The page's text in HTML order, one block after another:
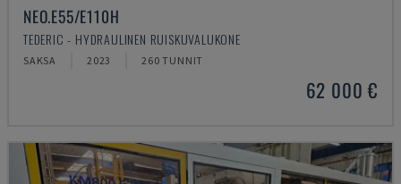
NEO.E55/E110H
TEDERIC - HYDRAULINEN RUISKUVALUKONE
SAKSA 2023 260 TUNNIT
62 000 €